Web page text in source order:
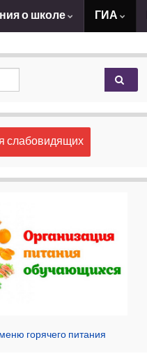
о школе ГИА
слабовидящих
горячего питания